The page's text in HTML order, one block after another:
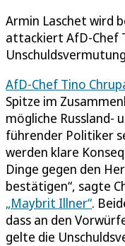
Armin Laschet wird
attackiert AfD-Chef
AfD-Chef Tino
Spitze im
mögliche Russland-
führender Politiker
werden klare
Dinge gegen den
bestätigen“, sagte
„Maybrit Illner“.
dass an den
gelte die